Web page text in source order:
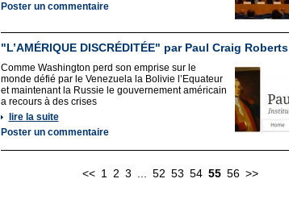
Poster un commentaire
"L’AMÉRIQUE DISCRÉDITÉE" par Paul Craig Roberts
Comme Washington perd son emprise sur le
monde défié par le Venezuela la Bolivie l’Equateur
et maintenant la Russie le gouvernement américain
a recours à des crises
lire la suite
Poster un commentaire
<< 1 2 3 52 53 54 55 56 >>